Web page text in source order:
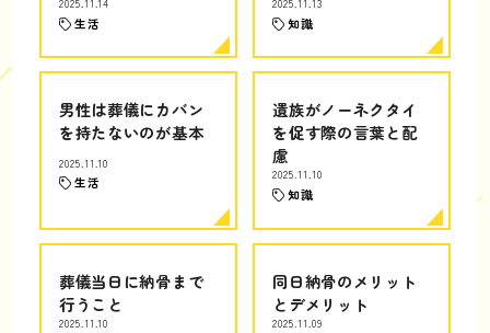
2025.11.14
生活
2025.11.13
知識
男性は葬儀にカバン
を持たないのが基本
2025.11.10
生活
遺族がノーネクタイ
を促す際の言葉と配
慮
2025.11.10
知識
葬儀当日に納骨まで
行うこと
2025.11.10
同日納骨のメリット
とデメリット
2025.11.09